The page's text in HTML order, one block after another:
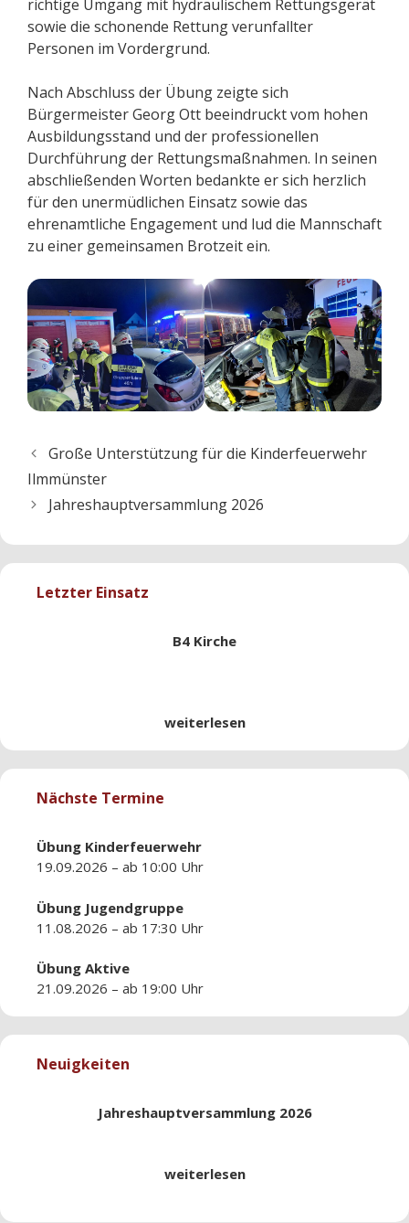
richtige Umgang mit hydraulischem Rettungsgerät
sowie die schonende Rettung verunfallter
Personen im Vordergrund.
Nach Abschluss der Übung zeigte sich
Bürgermeister Georg Ott beeindruckt vom hohen
Ausbildungsstand und der professionellen
Durchführung der Rettungsmaßnahmen. In seinen
abschließenden Worten bedankte er sich herzlich
für den unermüdlichen Einsatz sowie das
ehrenamtliche Engagement und lud die Mannschaft
zu einer gemeinsamen Brotzeit ein.
Große Unterstützung für die Kinderfeuerwehr
Ilmmünster
Jahreshauptversammlung 2026
Letzter Einsatz
B4 Kirche
weiterlesen
Nächste Termine
Übung Kinderfeuerwehr
19.09.2026 – ab 10:00 Uhr
Übung Jugendgruppe
11.08.2026 – ab 17:30 Uhr
Übung Aktive
21.09.2026 – ab 19:00 Uhr
Neuigkeiten
Jahreshauptversammlung 2026
weiterlesen